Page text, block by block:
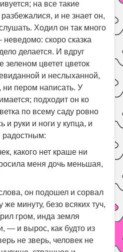
на все такие
разбежалися, и не знает он,
Ходил он так много
скоро сказка
делается. И вдруг
зеленом цветет цветок
и неслыханной,
ни пером написать. У
подходит он ко
по всему саду ровно
и руки и ноги у купца, и
радостным:
какого нет краше ни
меня дочь меньшая,
он подошел и сорвал
же минуту, безо всяких туч,
гром, инда земля
— и вырос, как будто из
не зверь, человек не